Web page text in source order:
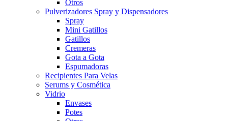
Otros
Pulverizadores Spray y Dispensadores
Spray
Mini Gatillos
Gatillos
Cremeras
Gota a Gota
Espumadoras
Recipientes Para Velas
Serums y Cosmética
Vidrio
Envases
Potes